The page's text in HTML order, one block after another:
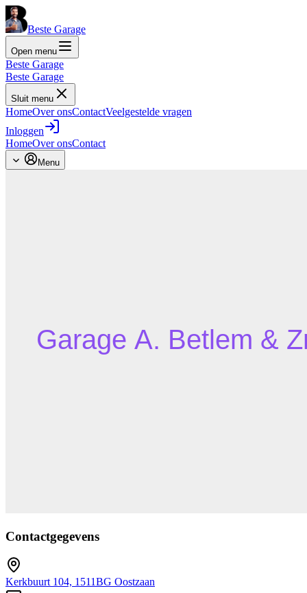
Beste Garage
Open menu
Beste Garage
Beste Garage
Sluit menu
HomeOver onsContactVeelgestelde vragen
Inloggen
HomeOver onsContact
Menu
Contactgegevens
Kerkbuurt 104, 1511BG Oostzaan